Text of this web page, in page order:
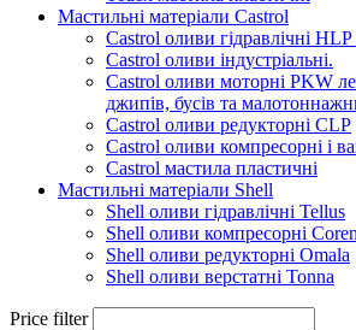
Мастильні матеріали Castrol
Castrol оливи гідравлічні
Castrol оливи індустріальні.
Castrol оливи моторні PKW
джипів, бусів та
Castrol оливи редукторні CLP
Castrol оливи компресорні і
Castrol мастила пластичні
Мастильні матеріали Shell
Shell оливи гідравлічні Tellus
Shell оливи компресорні
Shell оливи редукторні Omala
Shell оливи верстатні Tonna
Price filter